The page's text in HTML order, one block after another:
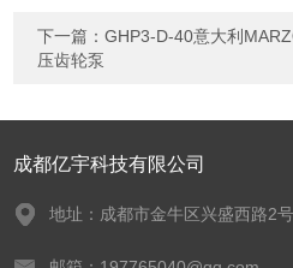
下一篇：GHP3-D-40意大利
压齿轮泵
成都亿宇科技有限公司
地址：成都市金牛区兴盛西路2